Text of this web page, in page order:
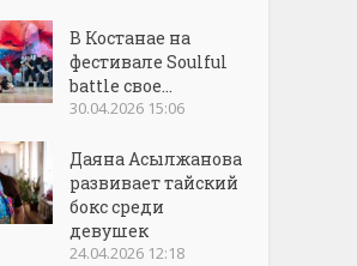
В Костанае на
фестивале Soulful
battle свое...
30.04.2026 15:06
Даяна Асылжанова
развивает тайский
бокс среди
девушек
24.04.2026 12:18